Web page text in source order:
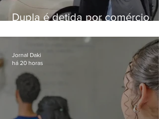
Dupla é detida por comércio
Bangu
Jornal Daki
há 20 horas